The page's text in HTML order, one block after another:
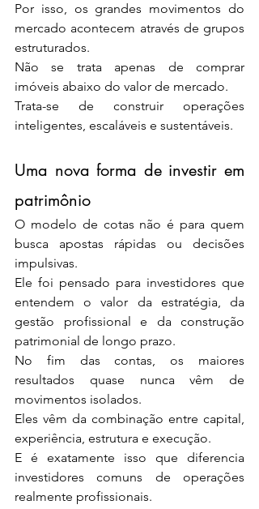
Por isso, os grandes movimentos do
mercado acontecem através de grupos
estruturados.
Não se trata apenas de comprar
imóveis abaixo do valor de mercado.
Trata-se de construir operações
inteligentes, escaláveis e sustentáveis.
Uma nova forma de investir em
patrimônio
O modelo de cotas não é para quem
busca apostas rápidas ou decisões
impulsivas.
Ele foi pensado para investidores que
entendem o valor da estratégia, da
gestão profissional e da construção
patrimonial de longo prazo.
No fim das contas, os maiores
resultados quase nunca vêm de
movimentos isolados.
Eles vêm da combinação entre capital,
experiência, estrutura e execução.
E é exatamente isso que diferencia
investidores comuns de operações
realmente profissionais.